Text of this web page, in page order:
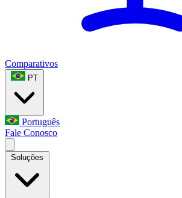
Comparativos
PT
Português
Fale Conosco
Soluções